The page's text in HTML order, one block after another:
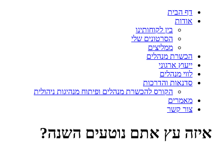
דף הבית
אודות
בין לקוחותינו
הסרטונים שלי
ממליצים
הכשרת מנהלים
ייעוץ ארגוני
לווי מנהלים
סדנאות והדרכות
הקורס להכשרת מנהלים ופיתוח מנהיגות ניהולית
מאמרים
צור קשר
איזה עץ אתם נוטעים השנה?